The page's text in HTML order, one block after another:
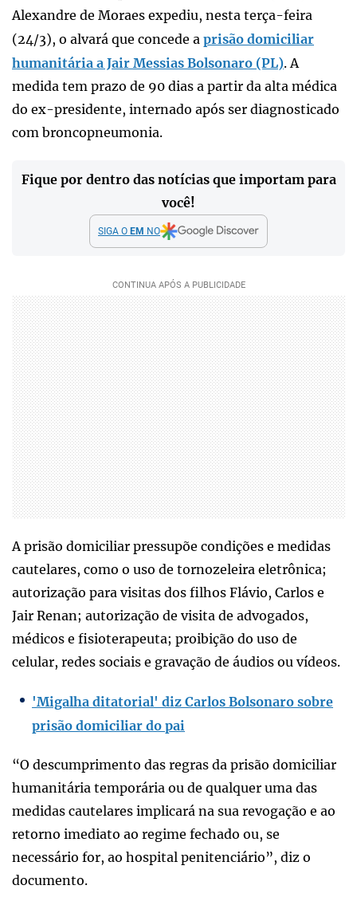
Alexandre de Moraes expediu, nesta terça-feira
(24/3), o alvará que concede a prisão domiciliar
humanitária a Jair Messias Bolsonaro (PL). A
medida tem prazo de 90 dias a partir da alta médica
do ex-presidente, internado após ser diagnosticado
com broncopneumonia.
Fique por dentro das notícias que importam para
você!
SIGA O EM NO
A prisão domiciliar pressupõe condições e medidas
cautelares, como o uso de tornozeleira eletrônica;
autorização para visitas dos filhos Flávio, Carlos e
Jair Renan; autorização de visita de advogados,
médicos e fisioterapeuta; proibição do uso de
celular, redes sociais e gravação de áudios ou vídeos.
'Migalha ditatorial' diz Carlos Bolsonaro sobre
prisão domiciliar do pai
“O descumprimento das regras da prisão domiciliar
humanitária temporária ou de qualquer uma das
medidas cautelares implicará na sua revogação e ao
retorno imediato ao regime fechado ou, se
necessário for, ao hospital penitenciário”, diz o
documento.